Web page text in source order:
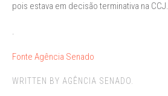
pois estava em decisão terminativa na CCJ.
.
Fonte Agência Senado
WRITTEN BY AGÊNCIA SENADO.